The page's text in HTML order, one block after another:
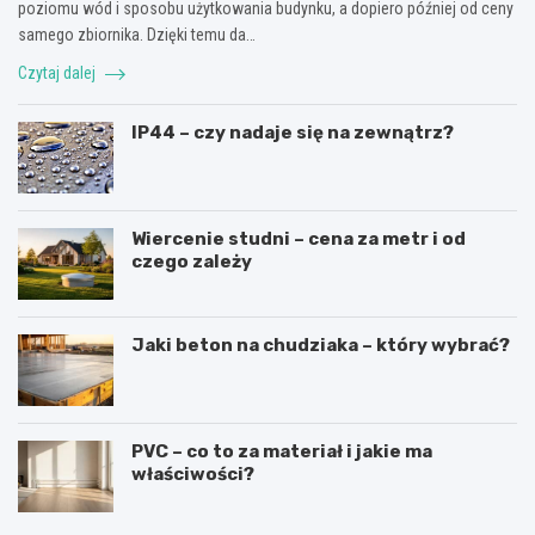
poziomu wód i sposobu użytkowania budynku, a dopiero później od ceny
samego zbiornika. Dzięki temu da…
Czytaj dalej
IP44 – czy nadaje się na zewnątrz?
Wiercenie studni – cena za metr i od
czego zależy
Jaki beton na chudziaka – który wybrać?
PVC – co to za materiał i jakie ma
właściwości?
R
L